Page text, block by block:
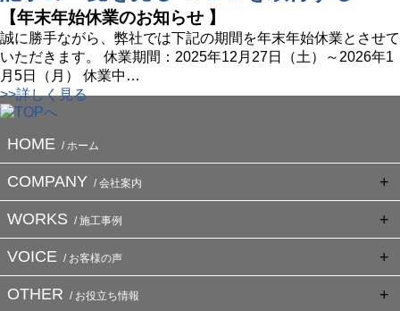
【年末年始休業のお知らせ 】
誠に勝手ながら、弊社では下記の期間を年末年始休業とさせて
いただきます。 休業期間：2025年12月27日（土）～2026年1
月5日（月） 休業中 …
>>詳しく見る
HOME / ホーム
COMPANY / 会社案内
WORKS / 施工事例
VOICE / お客様の声
OTHER / お役立ち情報